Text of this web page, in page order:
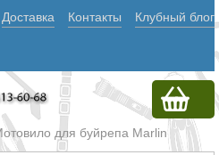
Доставка Контакты Клубный блог
для буйрепа Marlin